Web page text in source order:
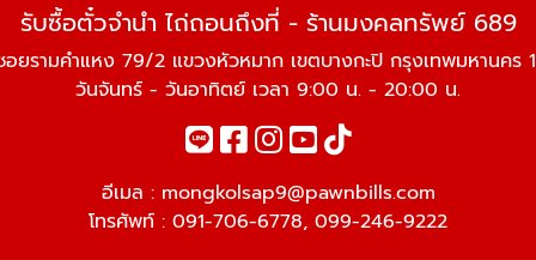
รับซื้อตั๋วจำนำ ไถ่ถอนถึงที่ - ร้านมงคลทรัพย์ 689
ยรามคำแหง 79/2 แขวงหัวหมาก เขตบางกะปิ กรุงเทพมหานคร
วันจันทร์ - วันอาทิตย์ เวลา 9:00 น. - 20:00 น.
อีเมล : mongkolsap9@pawnbills.com
โทรศัพท์ : 091-706-6778, 099-246-9222